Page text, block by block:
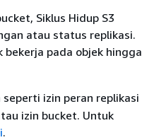
Siklus Hidup S3
atau status replikasi.
bekerja pada objek hingga
izin peran replikasi
izin bucket. Untuk
.